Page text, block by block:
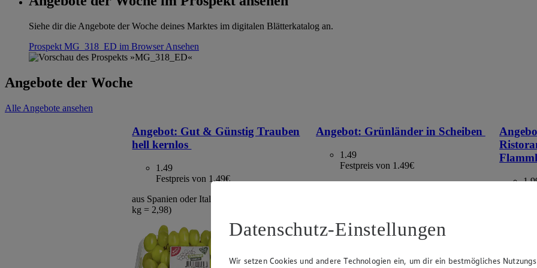
Siehe dir die Angebote der Woche deines Marktes im digitalen Blätterkatalog an.
Prospekt MG_318_ED im BrowserAnsehen
Angebote der Woche
Alle Angebote ansehen
Angebot: Gut & Günstig Trauben
hell kernlos
1.49
Festpreis von 1.49€
aus Spanien oder Italien, Klasse I, 500 g, (1
kg = 2,98)
Angebot: Grünländer in Scheiben
1.49
Festpreis von 1.49€
versch.
Datenschutz-Einstellungen
Wir setzen Cookies und andere Technologien ein, um dir ein bestmögliches